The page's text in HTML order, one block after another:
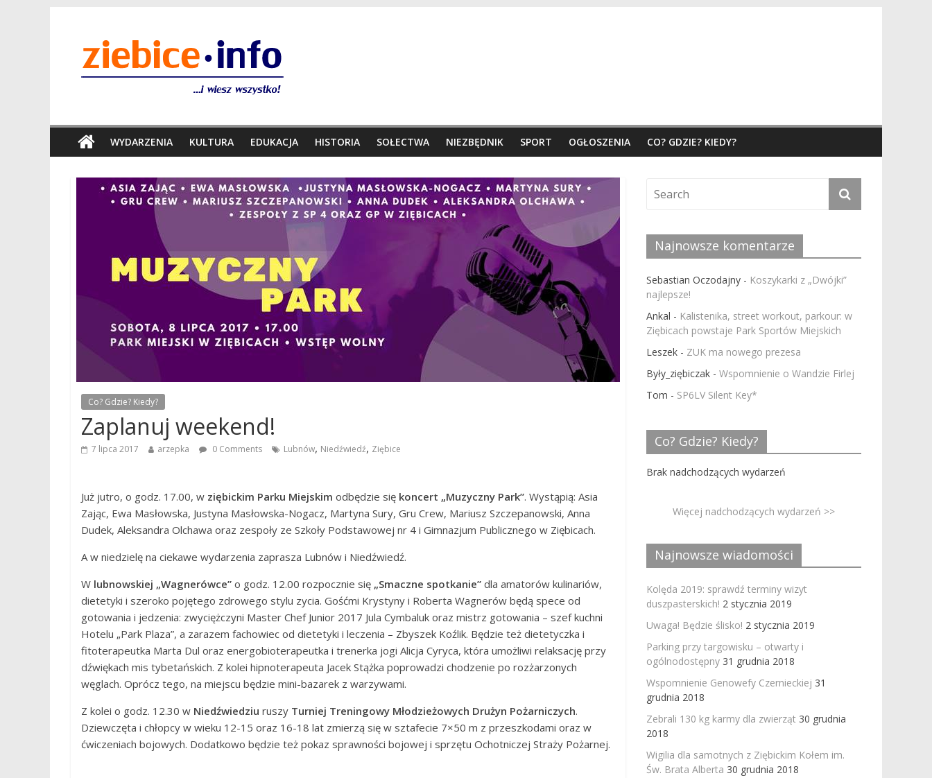
WYDARZENIA KULTURA EDUKACJA HISTORIA SOŁECTWA NIEZBĘDNIK SPORT OGŁOSZENIA CO? GDZIE? KIEDY?
Co? Gdzie? Kiedy?
Zaplanuj weekend!
7 lipca 2017 arzepka 0 Comments Lubnów, Niedźwiedź, Ziębice
Już jutro, o godz. 17.00, w ziębickim Parku Miejskim odbędzie się koncert „Muzyczny Park”. Wystąpią: Asia
Zając, Ewa Masłowska, Justyna Masłowska-Nogacz, Martyna Sury, Gru Crew, Mariusz Szczepanowski, Anna
Dudek, Aleksandra Olchawa oraz zespoły ze Szkoły Podstawowej nr 4 i Gimnazjum Publicznego w Ziębicach.
A w niedzielę na ciekawe wydarzenia zaprasza Lubnów i Niedźwiedź.
W lubnowskiej „Wagnerówce” o godz. 12.00 rozpocznie się „Smaczne spotkanie” dla amatorów kulinariów,
dietetyki i szeroko pojętego zdrowego stylu zycia. Gośćmi Krystyny i Roberta Wagnerów będą spece od
gotowania i jedzenia: zwyciężczyni Master Chef Junior 2017 Jula Cymbaluk oraz mistrz gotowania – szef kuchni
Hotelu „Park Plaza”, a zarazem fachowiec od dietetyki i leczenia – Zbyszek Koźlik. Będzie też dietetyczka i
fitoterapeutka Marta Dul oraz energobioterapeutka i trenerka jogi Alicja Cyryca, która umożliwi relaksację przy
dźwiękach mis tybetańskich. Z kolei hipnoterapeuta Jacek Stążka poprowadzi chodzenie po rozżarzonych
węglach. Oprócz tego, na miejscu będzie mini-bazarek z warzywami.
Z kolei o godz. 12.30 w Niedźwiedziu ruszy Turniej Treningowy Młodzieżowych Drużyn Pożarniczych.
Dziewczęta i chłopcy w wieku 12-15 oraz 16-18 lat zmierzą się w sztafecie 7×50 m z przeszkodami oraz w
ćwiczeniach bojowych. Dodatkowo będzie też pokaz sprawności bojowej i sprzętu Ochotniczej Straży Pożarnej.
Najnowsze komentarze
Sebastian Oczodajny - Koszykarki z „Dwójki”
najlepsze!
Ankal - Kalistenika, street workout, parkour: w
Ziębicach powstaje Park Sportów Miejskich
Leszek - ZUK ma nowego prezesa
Były_ziębiczak - Wspomnienie o Wandzie Firlej
Tom - SP6LV Silent Key*
Co? Gdzie? Kiedy?
Brak nadchodzących wydarzeń
Więcej nadchodzących wydarzeń >>
Najnowsze wiadomości
Kolęda 2019: sprawdź terminy wizyt
duszpasterskich! 2 stycznia 2019
Uwaga! Będzie ślisko! 2 stycznia 2019
Parking przy targowisku – otwarty i
ogólnodostępny 31 grudnia 2018
Wspomnienie Genowefy Czernieckiej 31
grudnia 2018
Zebrali 130 kg karmy dla zwierząt 30 grudnia
2018
Wigilia dla samotnych z Ziębickim Kołem im.
Św. Brata Alberta 30 grudnia 2018